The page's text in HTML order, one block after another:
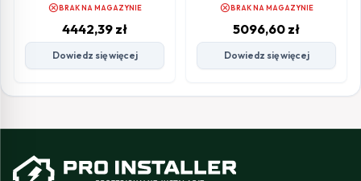
bram przesuwnych
cancel BRAK NA MAGAZYNIE
4442,39 zł
Dowiedz się więcej
500kg bram przesuwnych
cancel BRAK NA MAGAZYNIE
5096,60 zł
Dowiedz się więcej